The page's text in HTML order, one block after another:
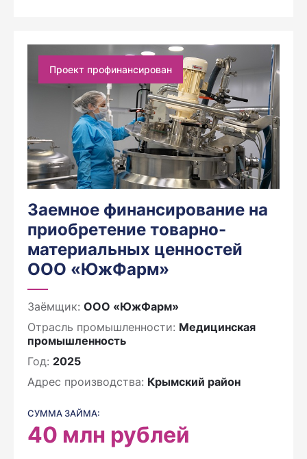
Проект профинансирован
Заемное финансирование на
приобретение товарно-
материальных ценностей
ООО «ЮжФарм»
Заёмщик: ООО «ЮжФарм»
Отрасль промышленности: Медицинская
промышленность
Год: 2025
Адрес производства: Крымский район
СУММА ЗАЙМА:
40 млн рублей